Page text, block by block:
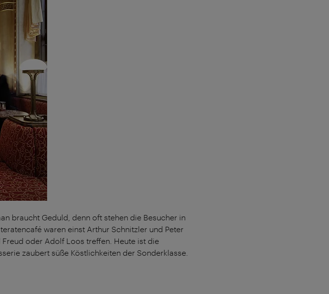
braucht Geduld, denn oft stehen die Besucher in
waren einst Arthur Schnitzler und Peter
oder Adolf Loos treffen. Heute ist die
zaubert süße Köstlichkeiten der Sonderklasse.